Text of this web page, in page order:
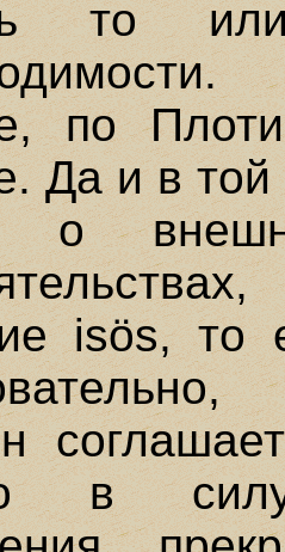
то
по
Да и в той
о
isös, то
в